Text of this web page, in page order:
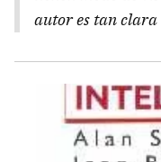
autor es tan clara